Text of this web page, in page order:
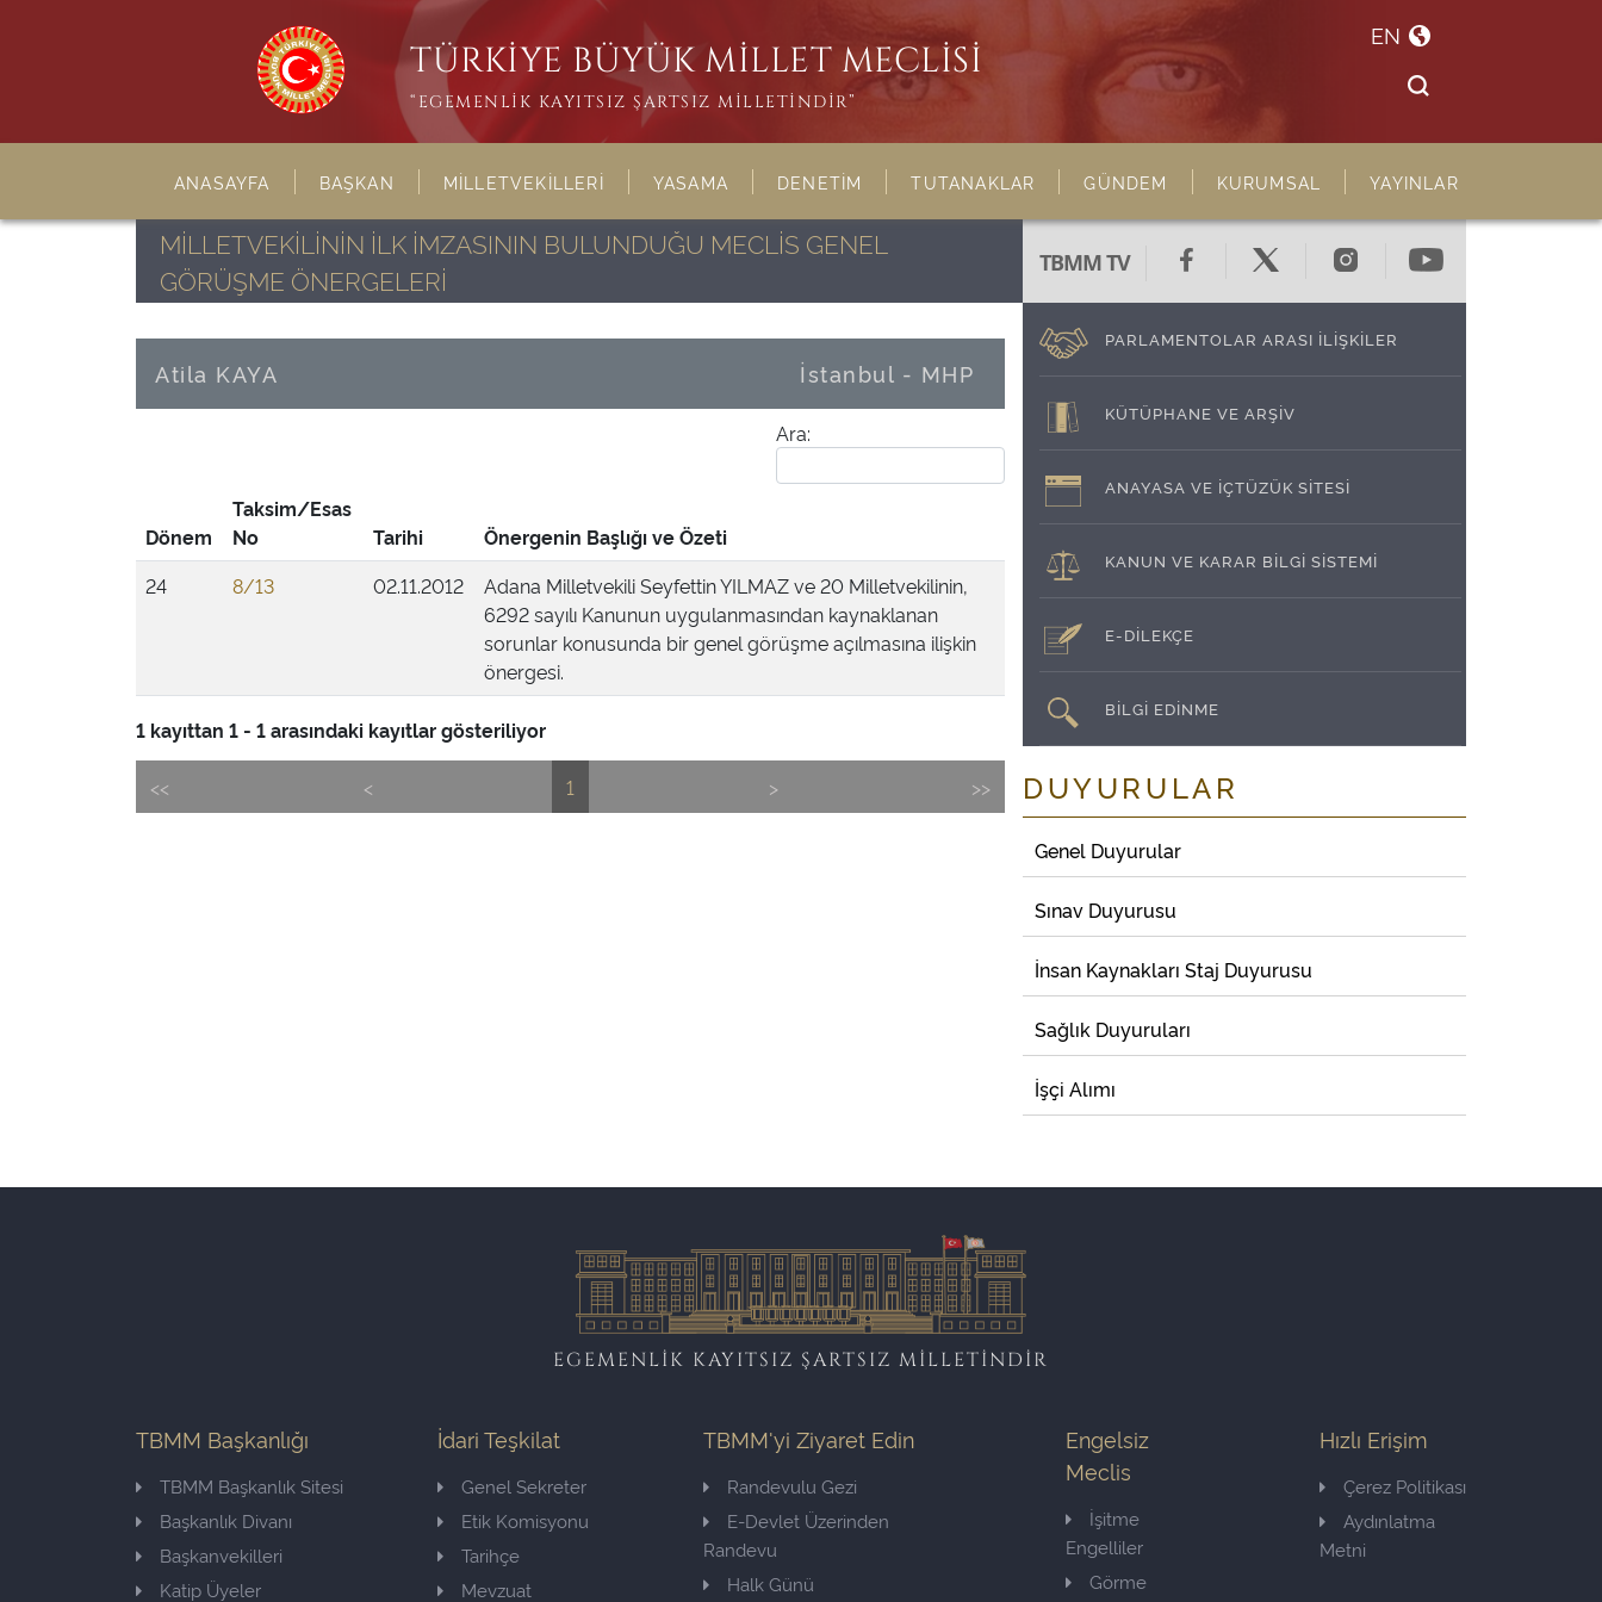
TÜRKİYE BÜYÜK MİLLET MECLİSİ
“EGEMENLİK KAYITSIZ ŞARTSIZ MİLLETİNDİR”
EN
ANASAYFA BAŞKAN MİLLETVEKİLLERİ YASAMA DENETİM TUTANAKLAR GÜNDEM KURUMSAL YAYINLAR
MİLLETVEKİLİNİN İLK İMZASININ BULUNDUĞU MECLİS GENEL
GÖRÜŞME ÖNERGELERİ
Atila KAYA İstanbul - MHP
Ara:
Dönem
Taksim/Esas
No
Tarihi
Önergenin Başlığı ve Özeti
24
8/13 02.11.2012
Adana Milletvekili Seyfettin YILMAZ ve 20 Milletvekilinin,
6292 sayılı Kanunun uygulanmasından kaynaklanan
sorunlar konusunda bir genel görüşme açılmasına ilişkin
önergesi.
1 kayıttan 1 - 1 arasındaki kayıtlar gösteriliyor
<< < 1 > >>
TBMM TV
PARLAMENTOLAR ARASI İLİŞKİLER
KÜTÜPHANE VE ARŞİV
ANAYASA VE İÇTÜZÜK SİTESİ
KANUN VE KARAR BİLGİ SİSTEMİ
E-DİLEKÇE
BİLGİ EDİNME
DUYURULAR
Genel Duyurular
Sınav Duyurusu
İnsan Kaynakları Staj Duyurusu
Sağlık Duyuruları
İşçi Alımı
EGEMENLİK KAYITSIZ ŞARTSIZ MİLLETİNDİR
TBMM Başkanlığı
TBMM Başkanlık Sitesi
Başkanlık Divanı
Başkanvekilleri
Katip Üyeler
İdari Teşkilat
Genel Sekreter
Etik Komisyonu
Tarihçe
Mevzuat
TBMM'yi Ziyaret Edin
Randevulu Gezi
E-Devlet Üzerinden
Randevu
Halk Günü
Engelsiz
Meclis
İşitme
Engelliler
Görme
Hızlı Erişim
Çerez Politikası
Aydınlatma
Metni